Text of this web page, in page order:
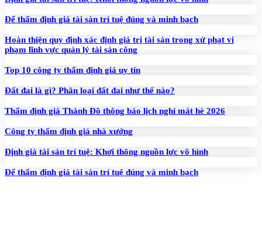
Để thẩm định giá tài sản trí tuệ đúng và minh bạch
Hoàn thiện quy định xác định giá trị tài sản trong xử phạt vi
phạm lĩnh vực quản lý tài sản công
Top 10 công ty thẩm định giá uy tín
Đất đai là gì? Phân loại đất đai như thế nào?
Thẩm định giá Thành Đô thông báo lịch nghỉ mát hè 2026
Công ty thẩm định giá nhà xưởng
Định giá tài sản trí tuệ: Khơi thông nguồn lực vô hình
Để thẩm định giá tài sản trí tuệ đúng và minh bạch